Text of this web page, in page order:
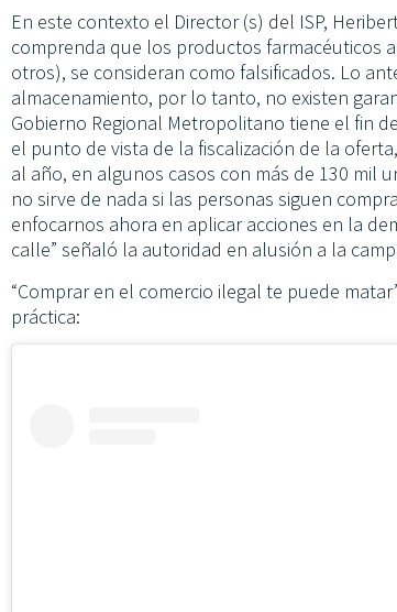
En este contexto el Director (s) del ISP,
comprenda que los productos farmacéuticos
otros), se consideran como falsificados. Lo
almacenamiento, por lo tanto, no existen
Gobierno Regional Metropolitano tiene el fin
el punto de vista de la fiscalización de la
al año, en algunos casos con más de 130 mil
no sirve de nada si las personas siguen
enfocarnos ahora en aplicar acciones en la
calle” señaló la autoridad en alusión a la
“Comprar en el comercio ilegal te puede
práctica: